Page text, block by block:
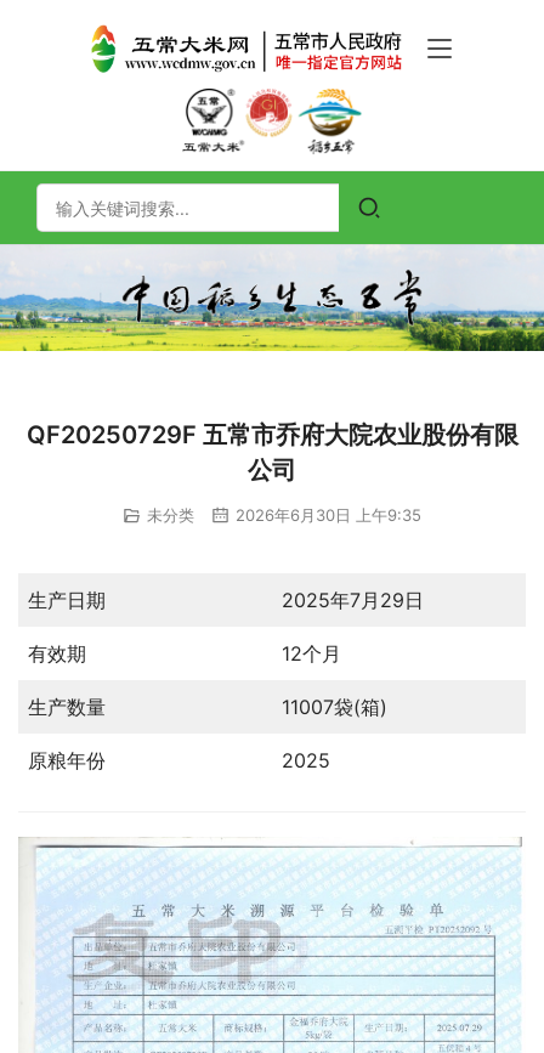
QF20250729F 五常市乔府大院农业股份有限
公司
未分类 2026年6月30日 上午9:35
生产日期 2025年7月29日
有效期 12个月
生产数量 11007袋(箱)
原粮年份 2025